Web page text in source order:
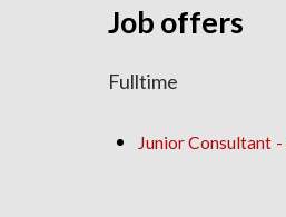
Fulltime
Junior Consultant